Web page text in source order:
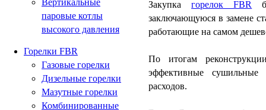
Закупкагорелок FBR
заключающуюся в замене
работающие на самом
По итогам
эффективные сушильные
расходов.
Вертикальные
паровые котлы
высокого давления
Горелки FBR
Газовые горелки
Дизельные горелки
Мазутные горелки
Комбинированные